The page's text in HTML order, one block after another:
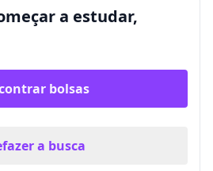
a estudar,
bolsas
a busca